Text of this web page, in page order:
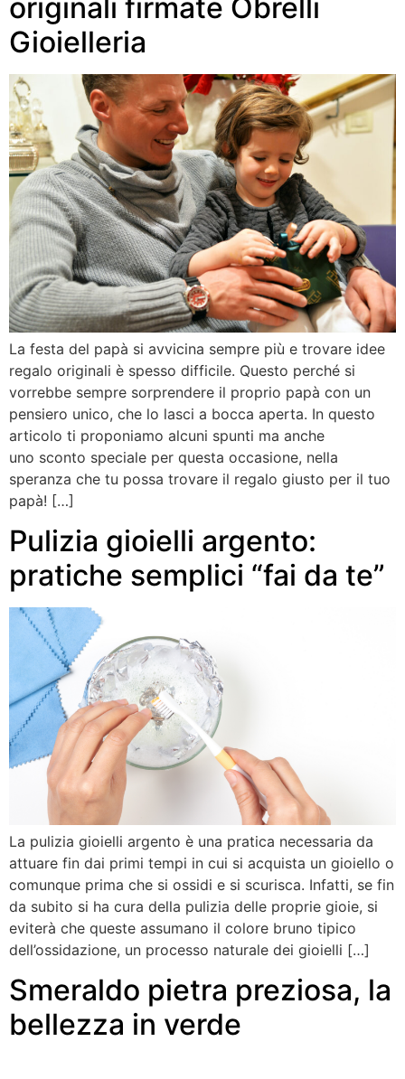
originali firmate Obrelli
Gioielleria
La festa del papà si avvicina sempre più e trovare idee
regalo originali è spesso difficile. Questo perché si
vorrebbe sempre sorprendere il proprio papà con un
pensiero unico, che lo lasci a bocca aperta. In questo
articolo ti proponiamo alcuni spunti ma anche
uno sconto speciale per questa occasione, nella
speranza che tu possa trovare il regalo giusto per il tuo
papà! […]
Pulizia gioielli argento:
pratiche semplici “fai da te”
La pulizia gioielli argento è una pratica necessaria da
attuare fin dai primi tempi in cui si acquista un gioiello o
comunque prima che si ossidi e si scurisca. Infatti, se fin
da subito si ha cura della pulizia delle proprie gioie, si
eviterà che queste assumano il colore bruno tipico
dell’ossidazione, un processo naturale dei gioielli […]
Smeraldo pietra preziosa, la
bellezza in verde